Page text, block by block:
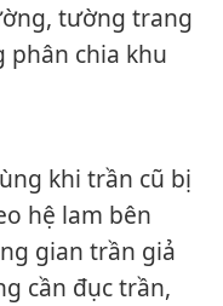
tường trang
chia khu
khi trần cũ bị
hệ lam bên
gian trần giả
cần đục trần,